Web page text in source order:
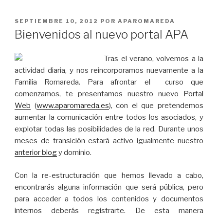
PUBLICADO
EL
SEPTIEMBRE 10, 2012 POR APAROMAREDA
Bienvenidos al nuevo portal APA
Tras el verano, volvemos a la
actividad diaria, y nos reincorporamos nuevamente a la
Familia Romareda. Para afrontar el curso que
comenzamos, te presentamos nuestro nuevo Portal
Web (www.aparomareda.es), con el que pretendemos
aumentar la comunicación entre todos los asociados, y
explotar todas las posibilidades de la red. Durante unos
meses de transición estará activo igualmente nuestro
anterior blogy dominio.
Con la re-estructuración que hemos llevado a cabo,
encontrarás alguna información que será pública, pero
para acceder a todos los contenidos y documentos
internos deberás registrarte. De esta manera